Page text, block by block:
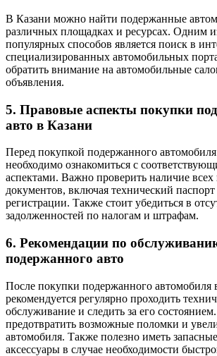
В Казани можно найти подержанные
различных площадках и ресурсах. Одним
популярных способов является поиск в
специализированных автомобильных
обратить внимание на автомобильные
объявления.
5. Правовые аспекты покупки
авто в Казани
Перед покупкой подержанного
необходимо ознакомиться с
аспектами. Важно проверить наличие
документов, включая технический паспорт
регистрации. Также стоит убедиться в
задолженностей по налогам и штрафам.
6. Рекомендации по
подержанного авто
После покупки подержанного автомобиля
рекомендуется регулярно проходить
обслуживание и следить за его
предотвратить возможные поломки и
автомобиля. Также полезно иметь
аксессуары в случае необходимости